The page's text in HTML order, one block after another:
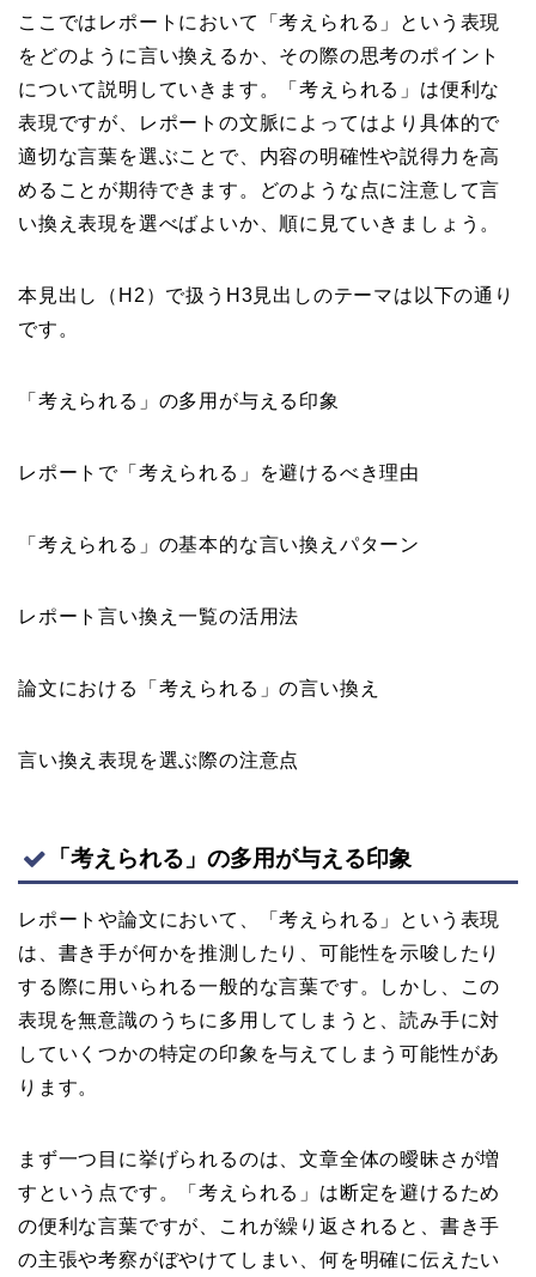
ここではレポートにおいて「考えられる」という表現
をどのように言い換えるか、その際の思考のポイント
について説明していきます。「考えられる」は便利な
表現ですが、レポートの文脈によってはより具体的で
適切な言葉を選ぶことで、内容の明確性や説得力を高
めることが期待できます。どのような点に注意して言
い換え表現を選べばよいか、順に見ていきましょう。
本見出し（H2）で扱うH3見出しのテーマは以下の通り
です。
「考えられる」の多用が与える印象
レポートで「考えられる」を避けるべき理由
「考えられる」の基本的な言い換えパターン
レポート言い換え一覧の活用法
論文における「考えられる」の言い換え
言い換え表現を選ぶ際の注意点
「考えられる」の多用が与える印象
レポートや論文において、「考えられる」という表現
は、書き手が何かを推測したり、可能性を示唆したり
する際に用いられる一般的な言葉です。しかし、この
表現を無意識のうちに多用してしまうと、読み手に対
していくつかの特定の印象を与えてしまう可能性があ
ります。
まず一つ目に挙げられるのは、文章全体の曖昧さが増
すという点です。「考えられる」は断定を避けるため
の便利な言葉ですが、これが繰り返されると、書き手
の主張や考察がぼやけてしまい、何を明確に伝えたい